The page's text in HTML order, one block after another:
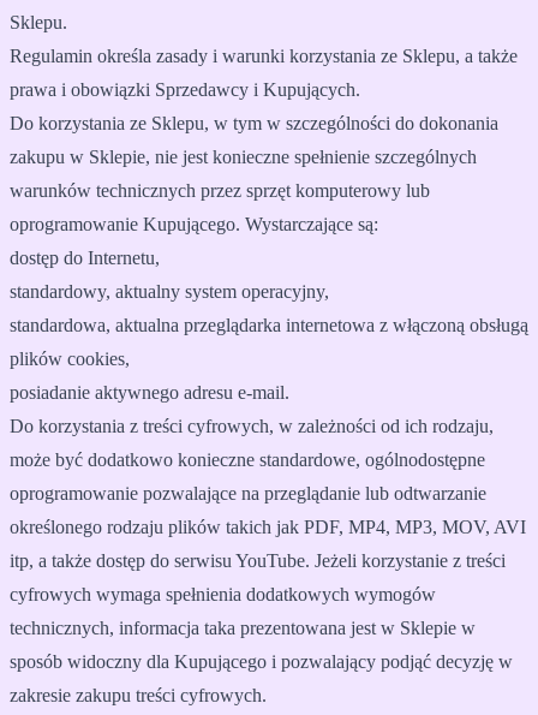
Sklepu.
Regulamin określa zasady i warunki korzystania ze Sklepu, a także
prawa i obowiązki Sprzedawcy i Kupujących.
Do korzystania ze Sklepu, w tym w szczególności do dokonania
zakupu w Sklepie, nie jest konieczne spełnienie szczególnych
warunków technicznych przez sprzęt komputerowy lub
oprogramowanie Kupującego. Wystarczające są:
dostęp do Internetu,
standardowy, aktualny system operacyjny,
standardowa, aktualna przeglądarka internetowa z włączoną obsługą
plików cookies,
posiadanie aktywnego adresu e-mail.
Do korzystania z treści cyfrowych, w zależności od ich rodzaju,
może być dodatkowo konieczne standardowe, ogólnodostępne
oprogramowanie pozwalające na przeglądanie lub odtwarzanie
określonego rodzaju plików takich jak PDF, MP4, MP3, MOV, AVI
itp, a także dostęp do serwisu YouTube. Jeżeli korzystanie z treści
cyfrowych wymaga spełnienia dodatkowych wymogów
technicznych, informacja taka prezentowana jest w Sklepie w
sposób widoczny dla Kupującego i pozwalający podjąć decyzję w
zakresie zakupu treści cyfrowych.